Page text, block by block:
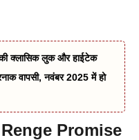
क्लासिक लुक और हाईटेक
वापसी, नवंबर 2025 में हो
Promise